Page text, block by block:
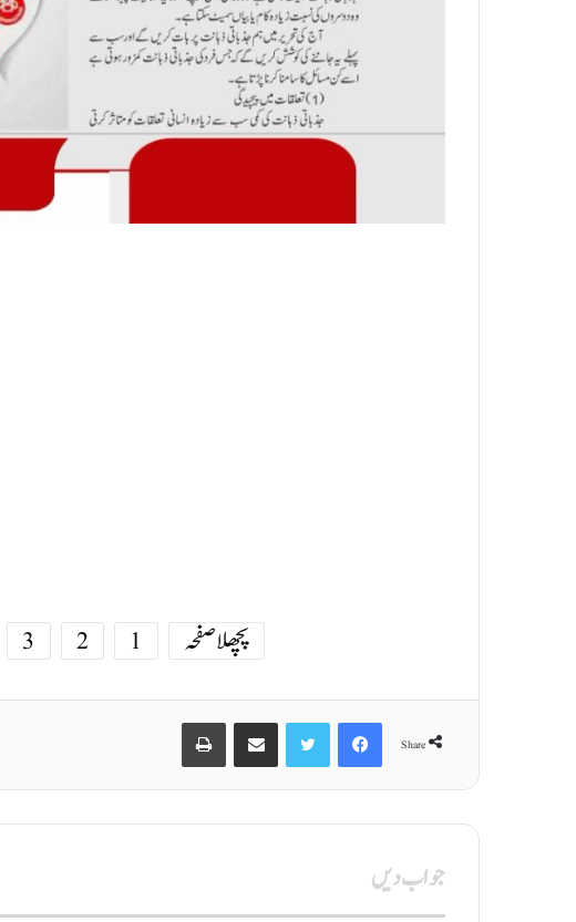
پچھلا صفحہ 1
2
3
Share
Facebook
Twitter
Share via Email
Print
جواب دیں